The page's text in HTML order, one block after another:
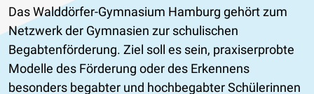
Das Walddörfer-Gymnasium Hamburg gehört zum
Netzwerk der Gymnasien zur schulischen
Begabtenförderung. Ziel soll es sein, praxiserprobte
Modelle des Förderung oder des Erkennens
besonders begabter und hochbegabter Schülerinnen